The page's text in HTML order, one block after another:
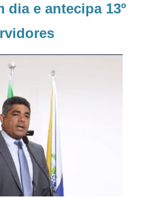
dia e antecipa 13º